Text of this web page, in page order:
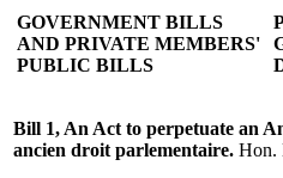
GOVERNMENT BILLS
AND PRIVATE MEMBERS'
PUBLIC BILLS
Bill 1, An Act to perpetuate an
ancien droit parlementaire. Hon.